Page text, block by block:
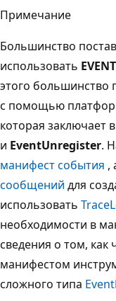
Примечание
Большинство
использовать
этого большинство
с помощью
которая заключает
и EventUnregister.
манифест события ,
сообщений для
использовать
необходимости в
сведения о том, как
манифестом
сложного типа